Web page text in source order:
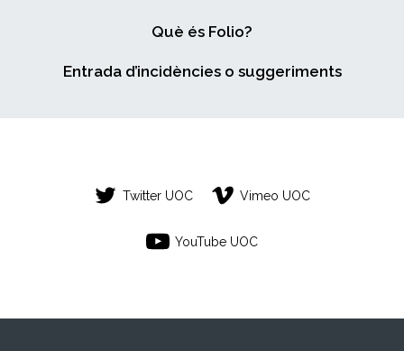
Què és Folio?
Entrada d’incidències o suggeriments
Twitter UOC Vimeo UOC
YouTube UOC